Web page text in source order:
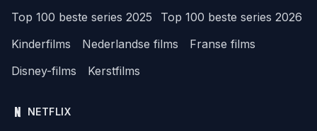
Top 100 beste series 2025
Top 100 beste series 2026
Kinderfilms
Nederlandse films
Franse films
Disney-films
Kerstfilms
NETFLIX